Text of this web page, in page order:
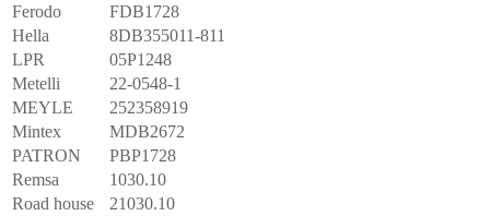
Ferodo
FDB1728
Hella
8DB355011-811
LPR
05P1248
Metelli
22-0548-1
MEYLE
252358919
Mintex
MDB2672
PATRON
PBP1728
Remsa
1030.10
Road house
21030.10